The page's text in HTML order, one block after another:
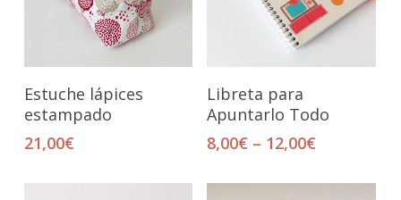
Añadir Al Carrito
Estuche lápices
estampado
21,00€
Seleccionar Opciones
Libreta para
Apuntarlo Todo
8,00€ – 12,00€